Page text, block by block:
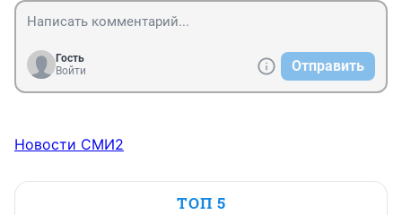
Гость
Войти
Отправить
Новости СМИ2
ТОП 5